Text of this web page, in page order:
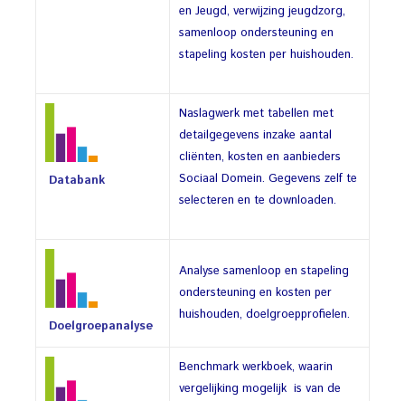
en Jeugd, verwijzing jeugdzorg,
samenloop ondersteuning en
stapeling kosten per huishouden.
Databank
Naslagwerk met tabellen met
detailgegevens inzake aantal
cliënten, kosten en aanbieders
Sociaal Domein. Gegevens zelf te
selecteren en te downloaden.
Doelgroepanalyse
Analyse samenloop en stapeling
ondersteuning en kosten per
huishouden, doelgroepprofielen.
Benchmark werkboek, waarin
vergelijking mogelijk is van de